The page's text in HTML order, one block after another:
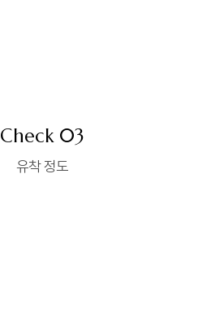
Check 03
유착 정도